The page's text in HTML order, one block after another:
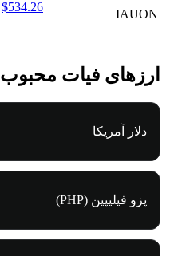
IAUON
$534.26
ارزهای فیات محبوب
دلار آمریکا
پزو فیلیپین (PHP)